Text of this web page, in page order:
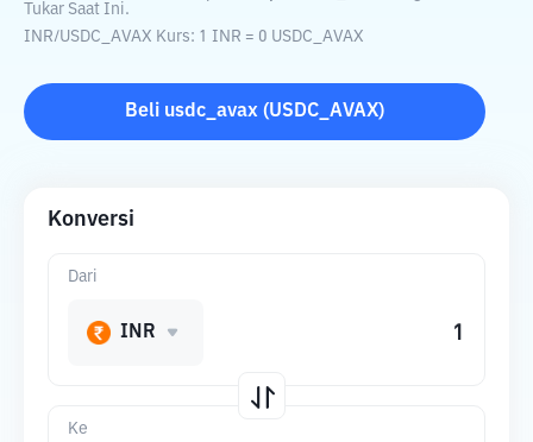
Tukar Saat Ini.
INR/USDC_AVAX Kurs: 1 INR = 0 USDC_AVAX
Beli usdc_avax (USDC_AVAX)
Konversi
Ke
Dari
INR